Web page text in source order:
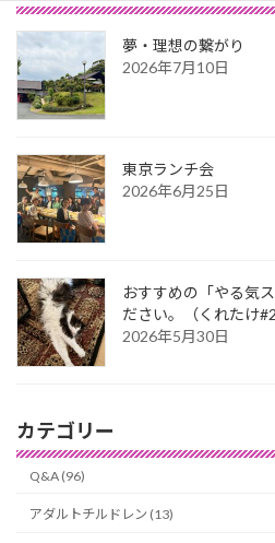
夢・理想の繋がり
2026年7月10日
東京ランチ会
2026年6月25日
おすすめの「やる気
ださい。（くれたけ
2026年5月30日
カテゴリー
Q&A (96)
アダルトチルドレン (13)